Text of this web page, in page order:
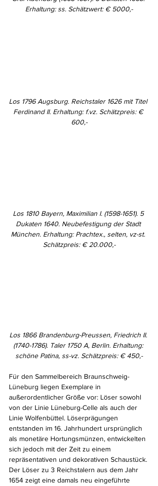
Erhaltung: ss. Schätzwert: € 5000,-
Los 1796 Augsburg. Reichstaler 1626 mit Titel
Ferdinand II. Erhaltung: f.vz. Schätzpreis: €
600,-
Los 1810 Bayern, Maximilian I. (1598-1651). 5
Dukaten 1640. Neubefestigung der Stadt
München. Erhaltung: Prachtex., selten, vz-st.
Schätzpreis: € 20.000,-
Los 1866 Brandenburg-Preussen, Friedrich II.
(1740-1786). Taler 1750 A, Berlin. Erhaltung:
schöne Patina, ss-vz. Schätzpreis: € 450,-
Für den Sammelbereich Braunschweig-
Lüneburg liegen Exemplare in
außerordentlicher Größe vor: Löser sowohl
von der Linie Lüneburg-Celle als auch der
Linie Wolfenbüttel. Löserprägungen
entstanden im 16. Jahrhundert ursprünglich
als monetäre Hortungsmünzen, entwickelten
sich jedoch mit der Zeit zu einem
repräsentativen und dekorativen Schaustück.
Der Löser zu 3 Reichstalern aus dem Jahr
1654 zeigt eine damals neu eingeführte